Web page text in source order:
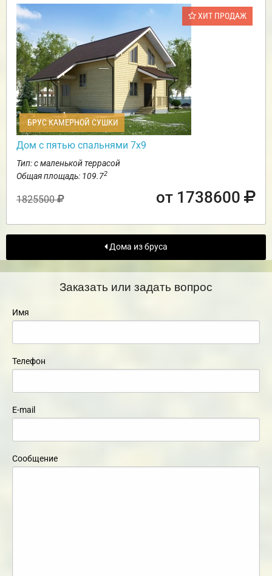
ХИТ ПРОДАЖ
БРУС КАМЕРНОЙ СУШКИ
Дом с пятью спальнями 7х9
Тип: с маленькой террасой
Общая площадь: 109.72
1825500 от 1738600
Дома из бруса
Заказать или задать вопрос
Имя
Телефон
E-mail
Сообщение